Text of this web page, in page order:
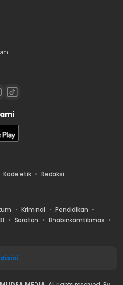
Kode etik Redaksi
Kriminal
Pendidikan
Sorotan
Bhabinkamtibmas
disini